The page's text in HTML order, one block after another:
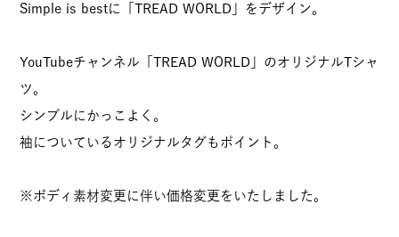
Simple is bestに「TREAD WORLD」をデザイン。
YouTubeチャンネル「TREAD WORLD」のオリジナルTシャ
ツ。
シンプルにかっこよく。
袖についているオリジナルタグもポイント。
※ボディ素材変更に伴い価格変更をいたしました。